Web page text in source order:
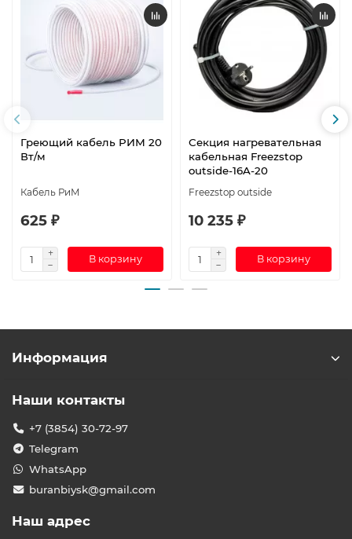
Греющий кабель РИМ 20
Вт/м
Кабель РиМ
625 ₽
В корзину
Секция нагревательная
кабельная Freezstop
outside-16A-20
Freezstop outside
10 235 ₽
В корзину
Информация
Наши контакты
+7 (3854) 30-72-97
Telegram
WhatsApp
buranbiysk@gmail.com
Наш адрес